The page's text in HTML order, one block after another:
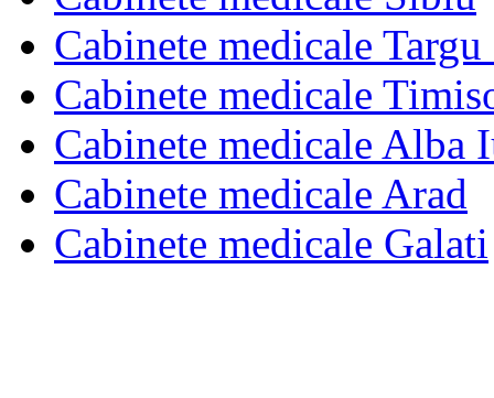
Cabinete medicale
Cabinete medicale
Cabinete medicale Alba
Cabinete medicale Arad
Cabinete medicale Galati